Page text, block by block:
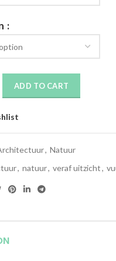
ADD TO CART
, Natuur
, natuur, veraf uitzicht,